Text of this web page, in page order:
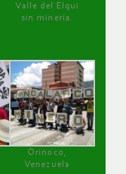
Valle del Elqui
sin minería.
Orinoco,
Venezuela